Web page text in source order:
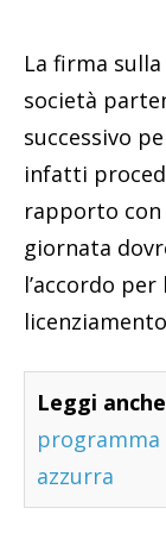
La firma
società
successivo
infatti
rapporto con
giornata
l’accordo
Leggi
programma
azzurra